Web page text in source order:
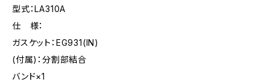
型式：LA310A
仕 様：
ガスケット：EG931(IN)
(付属)：分割部結合
バンド×1